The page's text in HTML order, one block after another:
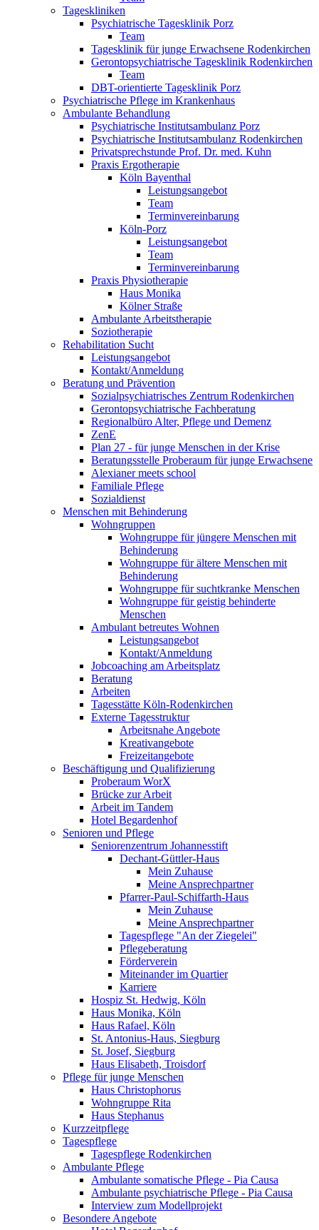
Tageskliniken
Psychiatrische Tagesklinik Porz
Team
Tagesklinik für junge Erwachsene Rodenkirchen
Gerontopsychiatrische Tagesklinik Rodenkirchen
Team
DBT-orientierte Tagesklinik Porz
Psychiatrische Pflege im Krankenhaus
Ambulante Behandlung
Psychiatrische Institutsambulanz Porz
Psychiatrische Institutsambulanz Rodenkirchen
Privatsprechstunde Prof. Dr. med. Kuhn
Praxis Ergotherapie
Köln Bayenthal
Leistungsangebot
Team
Terminvereinbarung
Köln-Porz
Leistungsangebot
Team
Terminvereinbarung
Praxis Physiotherapie
Haus Monika
Kölner Straße
Ambulante Arbeitstherapie
Soziotherapie
Rehabilitation Sucht
Leistungsangebot
Kontakt/Anmeldung
Beratung und Prävention
Sozialpsychiatrisches Zentrum Rodenkirchen
Gerontopsychiatrische Fachberatung
Regionalbüro Alter, Pflege und Demenz
ZenE
Plan 27 - für junge Menschen in der Krise
Beratungsstelle Proberaum für junge Erwachsene
Alexianer meets school
Familiale Pflege
Sozialdienst
Menschen mit Behinderung
Wohngruppen
Wohngruppe für jüngere Menschen mit
Behinderung
Wohngruppe für ältere Menschen mit
Behinderung
Wohngruppe für suchtkranke Menschen
Wohngruppe für geistig behinderte
Menschen
Ambulant betreutes Wohnen
Leistungsangebot
Kontakt/Anmeldung
Jobcoaching am Arbeitsplatz
Beratung
Arbeiten
Tagesstätte Köln-Rodenkirchen
Externe Tagesstruktur
Arbeitsnahe Angebote
Kreativangebote
Freizeitangebote
Beschäftigung und Qualifizierung
Proberaum WorX
Brücke zur Arbeit
Arbeit im Tandem
Hotel Begardenhof
Senioren und Pflege
Seniorenzentrum Johannesstift
Dechant-Güttler-Haus
Mein Zuhause
Meine Ansprechpartner
Pfarrer-Paul-Schiffarth-Haus
Mein Zuhause
Meine Ansprechpartner
Tagespflege "An der Ziegelei"
Pflegeberatung
Förderverein
Miteinander im Quartier
Karriere
Hospiz St. Hedwig, Köln
Haus Monika, Köln
Haus Rafael, Köln
St. Antonius-Haus, Siegburg
St. Josef, Siegburg
Haus Elisabeth, Troisdorf
Pflege für junge Menschen
Haus Christophorus
Wohngruppe Rita
Haus Stephanus
Kurzzeitpflege
Tagespflege
Tagespflege Rodenkirchen
Ambulante Pflege
Ambulante somatische Pflege - Pia Causa
Ambulante psychiatrische Pflege - Pia Causa
Interview zum Modellprojekt
Besondere Angebote